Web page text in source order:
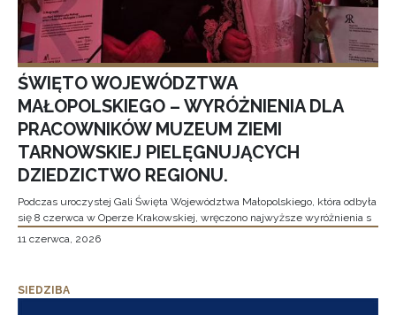
ŚWIĘTO WOJEWÓDZTWA
MAŁOPOLSKIEGO – WYRÓŻNIENIA DLA
PRACOWNIKÓW MUZEUM ZIEMI
TARNOWSKIEJ PIELĘGNUJĄCYCH
DZIEDZICTWO REGIONU.
Podczas uroczystej Gali Święta Województwa Małopolskiego, która odbyła
się 8 czerwca w Operze Krakowskiej, wręczono najwyższe wyróżnienia s
11 czerwca, 2026
SIEDZIBA